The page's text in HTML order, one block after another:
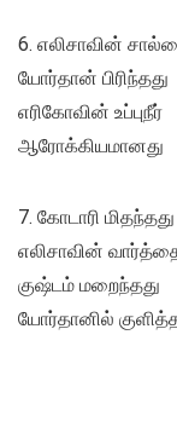
6. எலிசாவின்
யோர்தான் பிரிந்தது
எரிகோவின் உப்புநீர்
ஆரோக்கியமானது
7. கோடாரி மிதந்தது
எலிசாவின்
குஷ்டம் மறைந்தது
யோர்தானில்